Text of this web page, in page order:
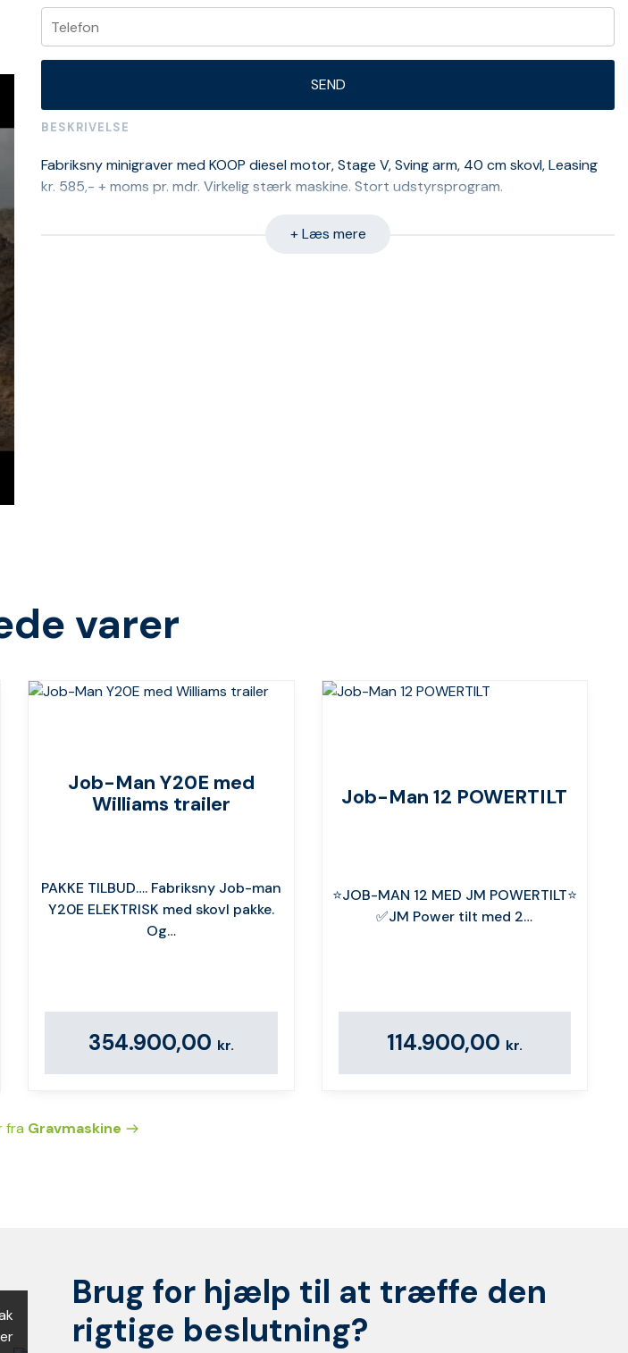
BESKRIVELSE
Fabriksny minigraver med KOOP diesel motor, Stage V, Sving arm, 40 cm skovl, Leasing
kr. 585,- + moms pr. mdr. Virkelig stærk maskine. Stort udstyrsprogram.
+ Læs mere
varer
Job-Man Y20E med
Williams trailer
PAKKE TILBUD…. Fabriksny Job-man
Y20E ️️ELEKTRISK med skovl pakke.
Og…
354.900,00 kr.
Job-Man 12 POWERTILT
⭐️JOB-MAN 12 MED JM POWERTILT⭐️
✅JM Power tilt med 2…
114.900,00 kr.
fra Gravmaskine
Brug for hjælp til at træffe den
rigtige beslutning?